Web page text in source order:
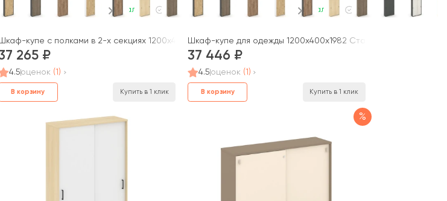
1200x400x1982 зад. стенка HDF Стайл Проджект / Style Project
В наличии
Шкаф-купе с полками в 2-х секциях 1200x400x1982 зад. стенка HDF Стайл Проджект / Style Project
265
4.5оценок (1)
В корзину Купить в 1 клик
В наличии
Шкаф-купе для одежды 1200x400x1982 Стайл Проджект /
37 446
4.5оценок (1)
В корзину Купить в 1 клик
%